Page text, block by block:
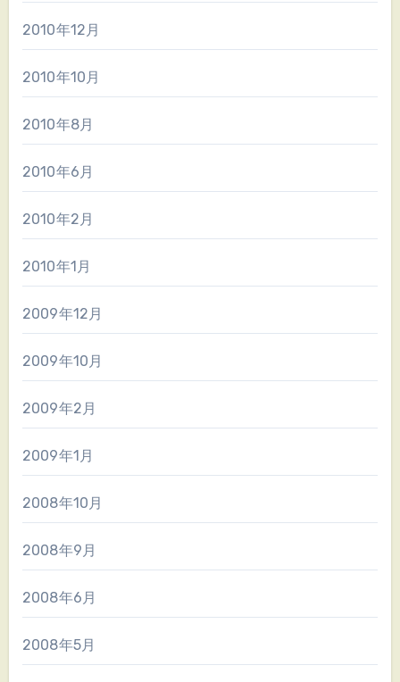
2010年12月
2010年10月
2010年8月
2010年6月
2010年2月
2010年1月
2009年12月
2009年10月
2009年2月
2009年1月
2008年10月
2008年9月
2008年6月
2008年5月